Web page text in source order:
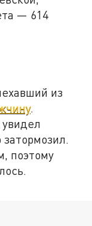
— 614
из
.
поэтому